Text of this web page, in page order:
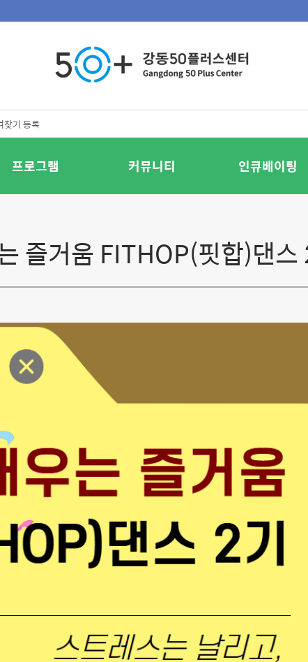
찾기 등록
프로그램 커뮤니티 인큐베이팅
즐거움 FITHOP(핏합)댄스